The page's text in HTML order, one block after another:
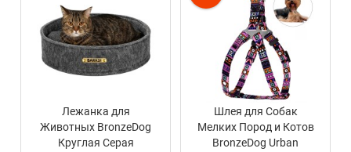
Лежанка для
Животных BronzeDog
Круглая Серая
Шлея для Собак
Мелких Пород и Котов
BronzeDog Urban